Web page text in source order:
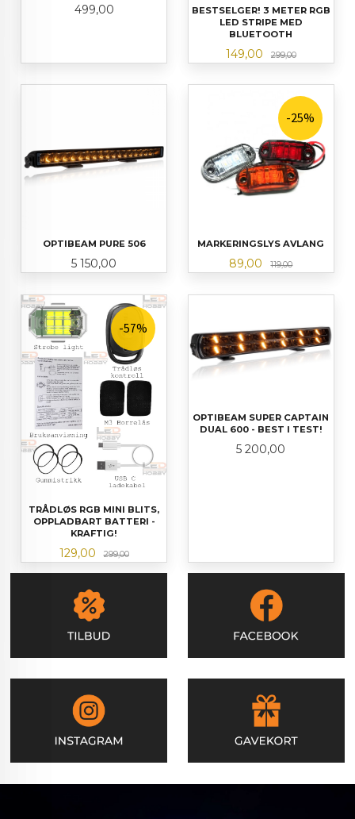
Pris
499,00
BESTSELGER! 3 METER RGB
LED STRIPE MED
BLUETOOTH
Tilbud
149,00 299,00Rabatt
OPTIBEAM PURE 506
Pris
5 150,00
MARKERINGSLYS AVLANG
Tilbud
89,00 119,00Rabatt
-25%
TRÅDLØS RGB MINI BLITS,
OPPLADBART BATTERI -
KRAFTIG!
Tilbud
129,00 299,00Rabatt
-57%
OPTIBEAM SUPER CAPTAIN
DUAL 600 - BEST I TEST!
Pris
5 200,00